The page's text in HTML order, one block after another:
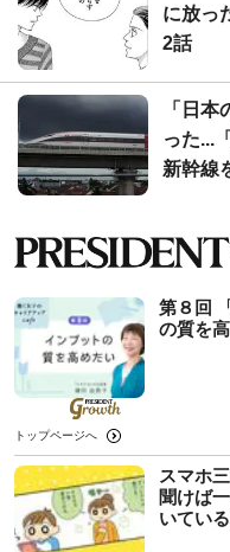
に放っ
2話
「日
った...
新幹線
第８回
の質を高
トップページへ
スマホ
聞けば
いてい